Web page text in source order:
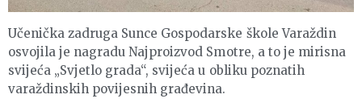
Učenička zadruga Sunce Gospodarske škole Varaždin
osvojila je nagradu Najproizvod Smotre, a to je mirisna
svijeća „Svjetlo grada“, svijeća u obliku poznatih
varaždinskih povijesnih građevina.